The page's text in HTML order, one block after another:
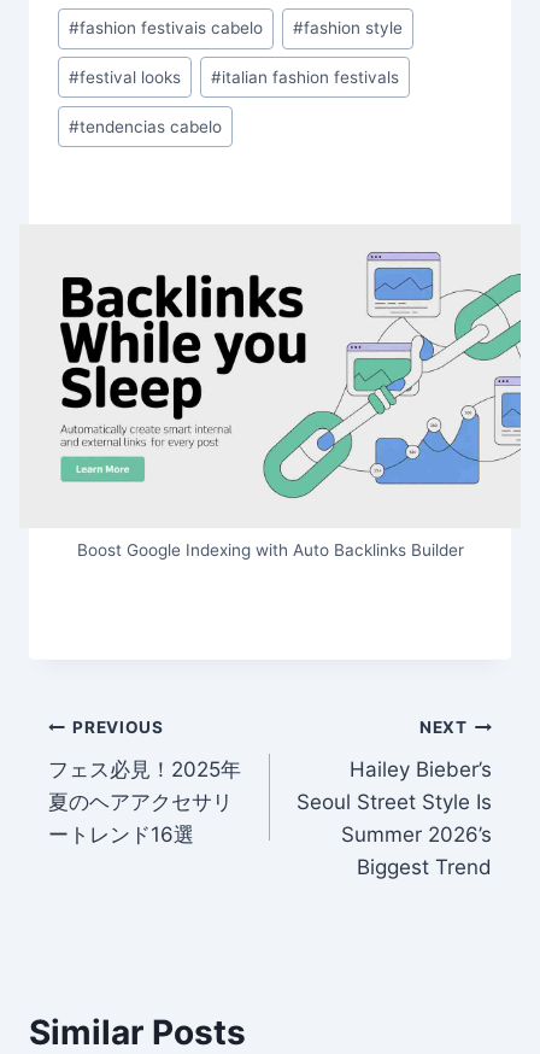
Post
Tags:
#fashion festivais cabelo #fashion style
#festival looks #italian fashion festivals
#tendencias cabelo
Boost Google Indexing with Auto Backlinks Builder
Post
navigation
PREVIOUS
フェス必見！2025年
夏のヘアアクセサリ
ートレンド16選
NEXT
Hailey Bieber’s
Seoul Street Style Is
Summer 2026’s
Biggest Trend
Similar Posts